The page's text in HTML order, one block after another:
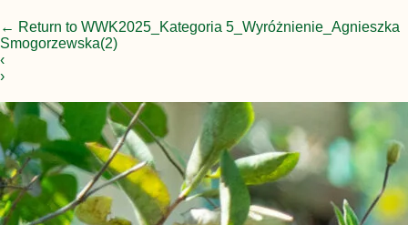
← Return to WWK2025_Kategoria 5_Wyróżnienie_Agnieszka
Smogorzewska(2)
‹
›